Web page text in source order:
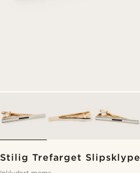
Stilig Trefarget Slipsklype